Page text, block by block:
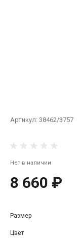
Артикул: 38462/3757
Нет в наличии
8 660 ₽
Размер
Цвет